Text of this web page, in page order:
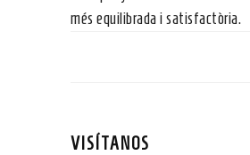
més equilibrada i satisfactòria.
VISÍTANOS